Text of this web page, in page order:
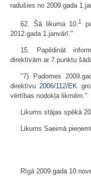
radušies no 2009.gada
62. Šā likuma 10.1
2012.gada 1.janvārī."
15. Papildināt
direktīvām ar 7.punktu
"7) Padomes
direktīvu 2006/112/EK
vērtības nodokļa likmēm."
Likums stājas spēkā
Likums Saeimā
Rīgā 2009.gada